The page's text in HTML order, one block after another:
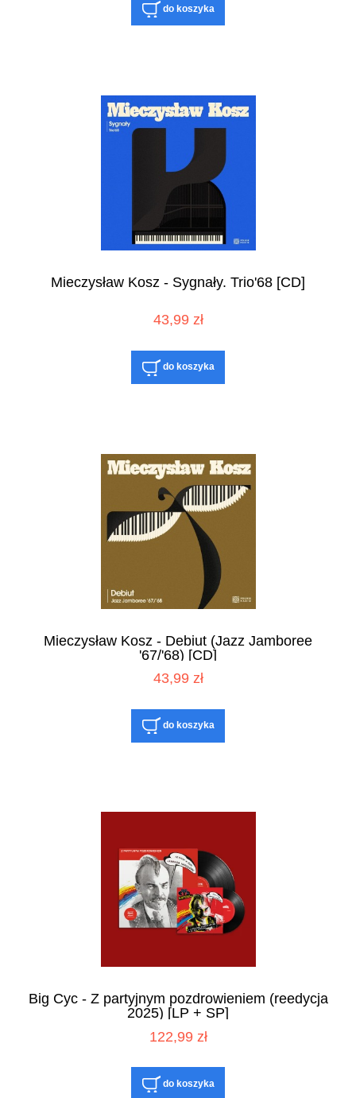
do koszyka
Mieczysław Kosz - Sygnały. Trio'68 [CD]
43,99 zł
do koszyka
Mieczysław Kosz - Debiut (Jazz Jamboree
'67/'68) [CD]
43,99 zł
do koszyka
Big Cyc - Z partyjnym pozdrowieniem (reedycja
2025) [LP + SP]
122,99 zł
do koszyka